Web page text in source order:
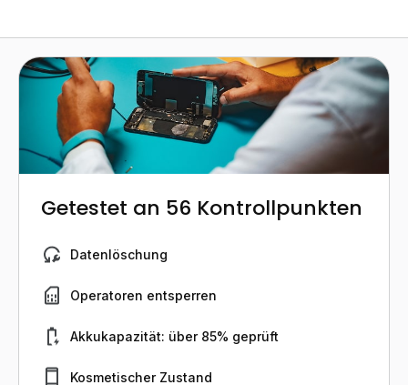
Getestet an 56 Kontrollpunkten
Datenlöschung
Operatoren entsperren
Akkukapazität: über 85% geprüft
Kosmetischer Zustand